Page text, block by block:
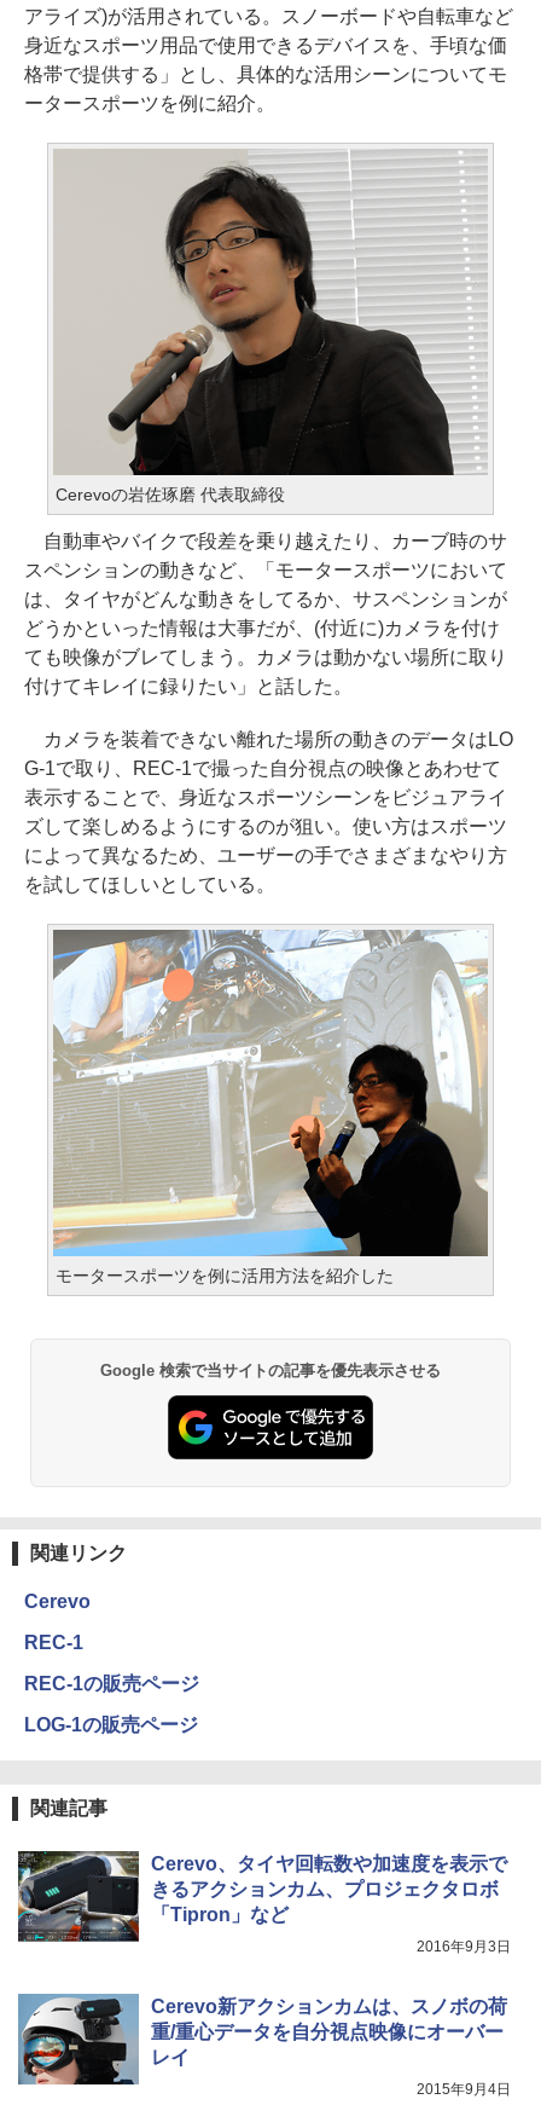
アライズ)が活用されている。スノーボードや自転車など
身近なスポーツ用品で使用できるデバイスを、手頃な価
格帯で提供する」とし、具体的な活用シーンについてモ
ータースポーツを例に紹介。
Cerevoの岩佐琢磨 代表取締役
自動車やバイクで段差を乗り越えたり、カーブ時のサ
スペンションの動きなど、「モータースポーツにおいて
は、タイヤがどんな動きをしてるか、サスペンションが
どうかといった情報は大事だが、(付近に)カメラを付け
ても映像がブレてしまう。カメラは動かない場所に取り
付けてキレイに録りたい」と話した。
カメラを装着できない離れた場所の動きのデータはLO
G-1で取り、REC-1で撮った自分視点の映像とあわせて
表示することで、身近なスポーツシーンをビジュアライ
ズして楽しめるようにするのが狙い。使い方はスポーツ
によって異なるため、ユーザーの手でさまざまなやり方
を試してほしいとしている。
モータースポーツを例に活用方法を紹介した
Google 検索で当サイトの記事を優先表示させる
関連リンク
Cerevo
REC-1
REC-1の販売ページ
LOG-1の販売ページ
関連記事
Cerevo、タイヤ回転数や加速度を表示で
きるアクションカム、プロジェクタロボ
「Tipron」など
2016年9月3日
Cerevo新アクションカムは、スノボの荷
重/重心データを自分視点映像にオーバー
レイ
2015年9月4日